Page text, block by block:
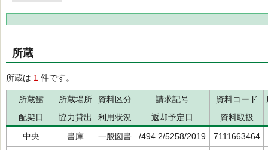
所蔵
所蔵は 1 件です。
所蔵館 所蔵場所 資料区分 請求記号 資料コード
配架日
協力貸出 利用状況 返却予定日
資料取扱
中央
書庫 一般図書 /494.2/5258/2019
7111663464